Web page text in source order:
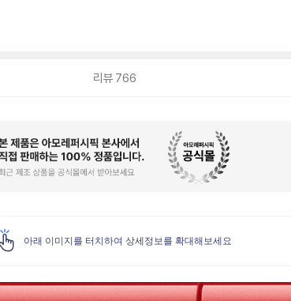
리뷰 766
아래 이미지를 터치하여 상세정보를 확대해보세요